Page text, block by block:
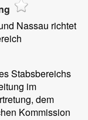
Nassau richtet
Stabsbereichs
im
dem
Kommission